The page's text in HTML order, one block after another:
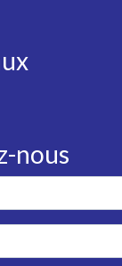
nous